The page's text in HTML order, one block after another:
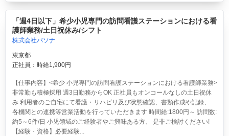
「週4日以下」希少小児専門の訪問看護ステーションにおける看
護師業務/土日祝休み/シフト
株式会社パソナ
東京都
正社員：時給1,900円
【仕事内容】<希少 小児専門の訪問看護ステーションにおける看護師業務>
非常勤も積極採用 週3日勤務からOK 正社員もオンコールなしの土日祝休
み 利用者のご自宅にて看護・リハビリ及び状態確認、書類作成や記録、
各機関との連携等営業活動を行っていただきます 時間給:1800円～ 訪問数:
約5～6件/日 小児領域のご経験者やご興味ある方、 是非ご検討ください!
【経験・資格】必要経験...